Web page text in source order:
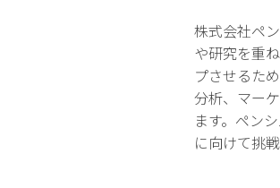
株式会社ペ
や研究を重
プさせるた
分析、マー
ます。ペン
に向けて挑